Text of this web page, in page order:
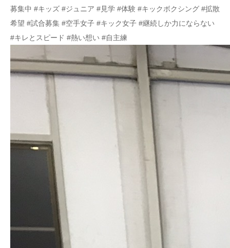
募集中 #キッズ #ジュニア #見学 #体験 #キックボクシング #拡散
希望 #試合募集 #空手女子 #キック女子 #継続しか力にならない
#キレとスピード #熱い想い #自主練